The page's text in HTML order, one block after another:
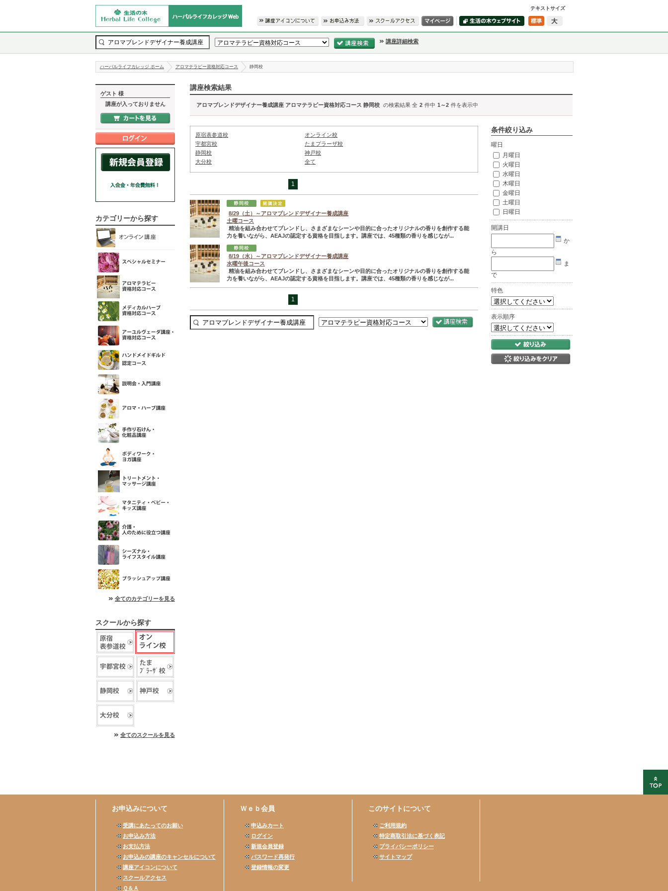
テキストサイズ
講座詳細検索
ハーバルライフカレッジ ホーム アロマテラピー資格対応コース 静岡校
ゲスト 様
講座が入っておりません
カテゴリーから探す
全てのカテゴリーを見る
スクールから探す
全てのスクールを見る
講座検索結果
アロマブレンドデザイナー養成講座 アロマテラピー資格対応コース 静岡校 の検索結果 全 2 件中 1～2 件を表示中
原宿表参道校
オンライン校
宇都宮校
たまプラーザ校
静岡校
神戸校
大分校
全て
1
8/29（土）～アロマブレンドデザイナー養成講座
土曜コース
精油を組み合わせてブレンドし、さまざまなシーンや目的に合ったオリジナルの香りを創作する能
力を養いながら、AEAJの認定する資格を目指します。講座では、45種類の香りを感じなが...
8/19（水）～アロマブレンドデザイナー養成講座
水曜午後コース
精油を組み合わせてブレンドし、さまざまなシーンや目的に合ったオリジナルの香りを創作する能
力を養いながら、AEAJの認定する資格を目指します。講座では、45種類の香りを感じなが...
1
条件絞り込み
曜日
月曜日
火曜日
水曜日
木曜日
金曜日
土曜日
日曜日
開講日
か
ら
ま
で
特色
表示順序
お申込みについて
受講にあたってのお願い
お申込み方法
お支払方法
お申込みの講座のキャンセルについて
講座アイコンについて
スクールアクセス
Ｑ＆Ａ
Ｗｅｂ会員
申込みカート
ログイン
新規会員登録
パスワード再発行
登録情報の変更
このサイトについて
ご利用規約
特定商取引法に基づく表記
プライバシーポリシー
サイトマップ